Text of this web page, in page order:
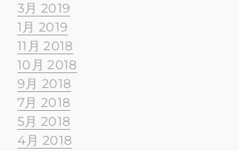
3月 2019
1月 2019
11月 2018
10月 2018
9月 2018
7月 2018
5月 2018
4月 2018